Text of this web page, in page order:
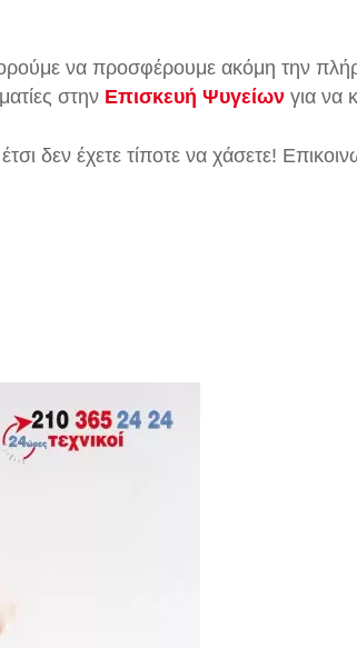
να προσφέρουμε ακόμη την
στην Επισκευή Ψυγείων για να
δεν έχετε τίποτε να χάσετε!